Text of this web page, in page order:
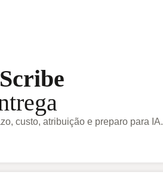
custo, atribuição e preparo para IA.